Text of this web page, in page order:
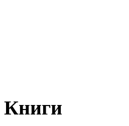
Книги